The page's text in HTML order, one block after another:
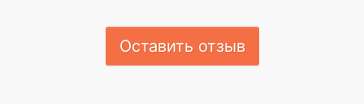
Оставить отзыв